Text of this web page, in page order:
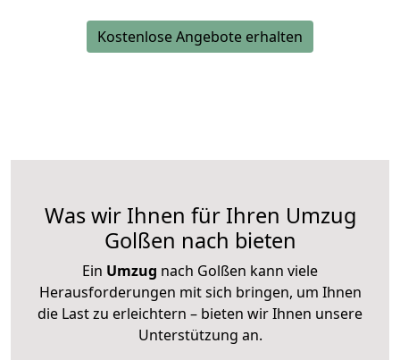
Kostenlose Angebote erhalten
Was wir Ihnen für Ihren Umzug
Golßen nach bieten
Ein Umzug nach Golßen kann viele
Herausforderungen mit sich bringen, um Ihnen
die Last zu erleichtern – bieten wir Ihnen unsere
Unterstützung an.